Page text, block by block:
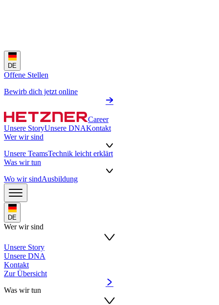
DE
Offene Stellen
Bewirb dich jetzt online
Career
Unsere StoryUnsere DNAKontakt
Wer wir sind
Unsere TeamsTechnik leicht erklärt
Was wir tun
Wo wir sindAusbildung
DE
Wer wir sind
Unsere Story
Unsere DNA
Kontakt
Zur Übersicht
Was wir tun